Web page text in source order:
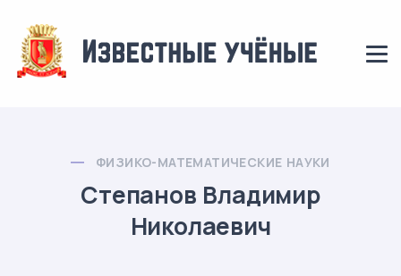
ФИЗИКО-МАТЕМАТИЧЕСКИЕ НАУКИ
Степанов Владимир
Николаевич